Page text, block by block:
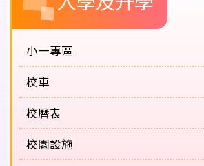
navigation
小一專區
校車
校曆表
校園設施